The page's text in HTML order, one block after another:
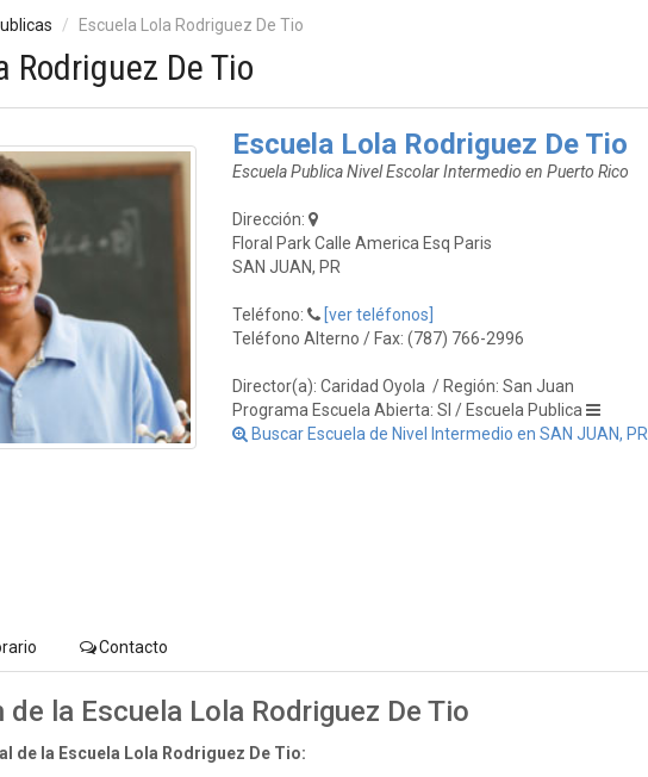
Escuela Lola Rodriguez De Tio
Rodriguez De Tio
Escuela Lola Rodriguez De Tio
Escuela Publica Nivel Escolar Intermedio en Puerto Rico
Dirección:
Floral Park Calle America Esq Paris
SAN JUAN, PR
Teléfono:
[ver teléfonos]
Teléfono Alterno / Fax: (787) 766-2996
Director(a): Caridad Oyola / Región: San Juan
Programa Escuela Abierta: SI / Escuela Publica
Buscar Escuela de Nivel Intermedio en SAN JUAN, PR
Contacto
la Escuela Lola Rodriguez De Tio
de la Escuela Lola Rodriguez De Tio: